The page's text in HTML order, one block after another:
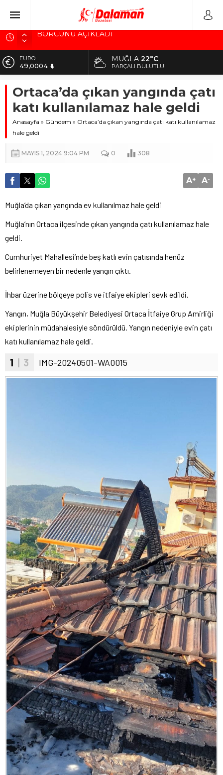
SANAYİ SİTESİNE 22 YENİ DÜKKAN
SÜREK AVINDA KAZA KURŞUNU CAN ALDI
Ortaca EmniyetTeşkilatının Acı Günü
BAŞKAN SEZER DURMUŞ, BELEDİYENİN
BORCUNU AÇIKLADI
EURO
49,0004
5.783,04
BİST
DOLAR
MUĞLA22°C
PARÇALI BULUTLU
Ortaca’da çıkan yangında çatı
katı kullanılamaz hale geldi
Anasayfa » Gündem » Ortaca’da çıkan yangında çatı katı kullanılamaz
hale geldi
MAYIS 1, 2024 9:04 PM 0 308
A+ A-
Muğla’da çıkan yangında ev kullanılmaz hale geldi
Muğla’nın Ortaca ilçesinde çıkan yangında çatı kullanılamaz hale
geldi.
Cumhuriyet Mahallesi’nde beş katlı evin çatısında henüz
belirlenemeyen bir nedenle yangın çıktı.
İhbar üzerine bölgeye polis ve itfaiye ekipleri sevk edildi.
Yangın, Muğla Büyükşehir Belediyesi Ortaca İtfaiye Grup Amirliği
ekiplerinin müdahalesiyle söndürüldü. Yangın nedeniyle evin çatı
katı kullanılamaz hale geldi.
1 | 3 IMG-20240501-WA0015